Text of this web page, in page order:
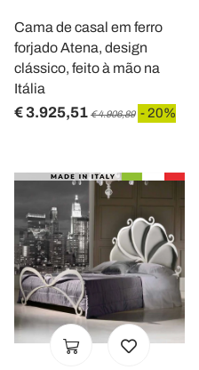
Cama de casal em ferro
forjado Atena, design
clássico, feito à mão na
Itália
€ 3.925,51 € 4.906,89 - 20%